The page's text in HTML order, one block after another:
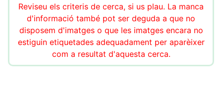
Reviseu els criteris de cerca, si us plau. La manca
d'informació també pot ser deguda a que no
disposem d'imatges o que les imatges encara no
estiguin etiquetades adequadament per aparèixer
com a resultat d'aquesta cerca.